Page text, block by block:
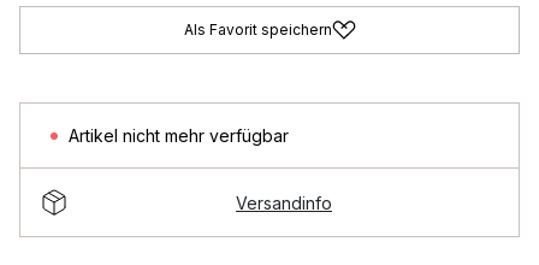
Als Favorit speichern
Artikel nicht mehr verfügbar
Versandinfo